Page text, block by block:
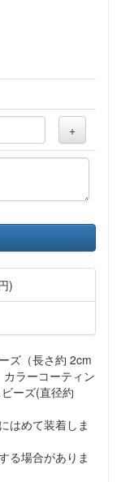
+
)
ズ（長さ約 2cm
ラーコーティン
ーズ(直径約
はめて装着しま
る場合がありま